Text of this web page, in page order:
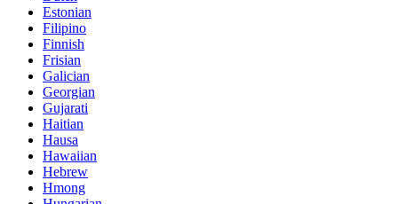
Estonian
Filipino
Finnish
Frisian
Galician
Georgian
Gujarati
Haitian
Hausa
Hawaiian
Hebrew
Hmong